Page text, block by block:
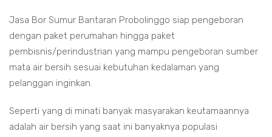
Jasa Bor Sumur Bantaran Probolinggo siap pengeboran
dengan paket perumahan hingga paket
pembisnis/perindustrian yang mampu pengeboran sumber
mata air bersih sesuai kebutuhan kedalaman yang
pelanggan inginkan.
Seperti yang di minati banyak masyarakan keutamaannya
adalah air bersih yang saat ini banyaknya populasi